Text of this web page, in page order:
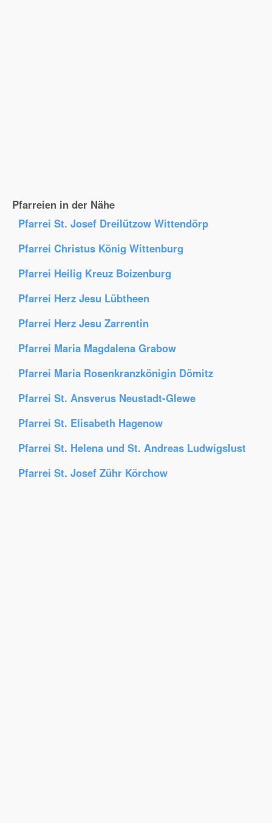
Pfarreien in der Nähe
Pfarrei St. Josef Dreilützow Wittendörp
Pfarrei Christus König Wittenburg
Pfarrei Heilig Kreuz Boizenburg
Pfarrei Herz Jesu Lübtheen
Pfarrei Herz Jesu Zarrentin
Pfarrei Maria Magdalena Grabow
Pfarrei Maria Rosenkranzkönigin Dömitz
Pfarrei St. Ansverus Neustadt-Glewe
Pfarrei St. Elisabeth Hagenow
Pfarrei St. Helena und St. Andreas Ludwigslust
Pfarrei St. Josef Zühr Körchow